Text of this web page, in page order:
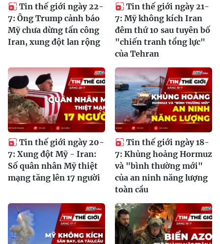
Tin thế giới ngày 22-
7: Ông Trump cảnh báo
Mỹ chưa dừng tấn công
Iran, xung đột lan rộng
Tin thế giới ngày 21-
7: Mỹ không kích Iran
đêm thứ 10 sau tuyên bố
"chiến tranh tổng lực"
của Tehran
Tin thế giới ngày 20-
7: Xung đột Mỹ - Iran:
Số quân nhân Mỹ thiệt
mạng tăng lên 17 người
Tin thế giới ngày 18-
7: Khủng hoảng Hormuz
và "bình thường mới"
của an ninh năng lượng
toàn cầu